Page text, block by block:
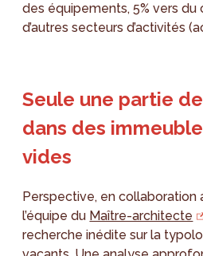
des équipements, 5% vers
d’autres secteurs d’activités
Seule une partie
dans des
vides
Perspective, en collaboration
l’équipe du Maître-architecte
recherche inédite sur la